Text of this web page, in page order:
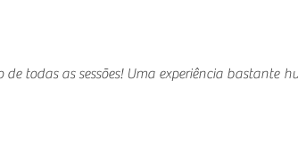
de todas as sessões! Uma experiência